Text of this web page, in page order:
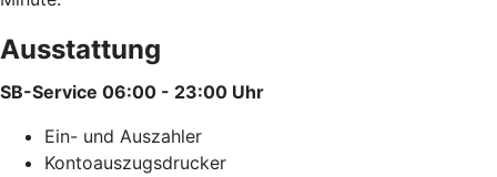
Ausstattung
SB-Service 06:00 - 23:00 Uhr
Ein- und Auszahler
Kontoauszugsdrucker